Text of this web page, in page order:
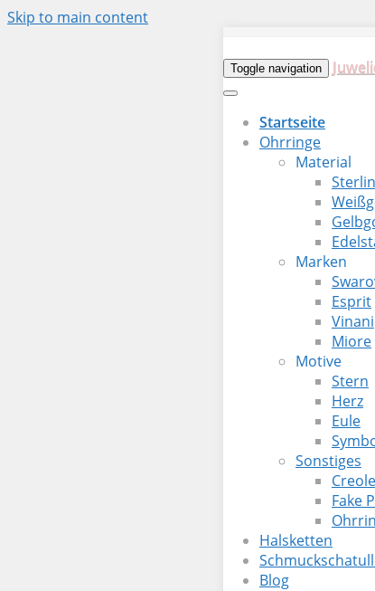
Skip to main content
Toggle navigation
Startseite
Ohrringe
Material
Marken
Esprit
Vinani
Miore
Motive
Stern
Herz
Eule
Sonstiges
Fake
Halsketten
Blog